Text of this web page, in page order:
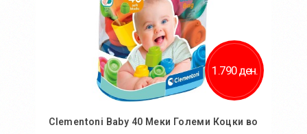
1.790 ден.
Clementoni Baby 40 Меки Големи Коцки во